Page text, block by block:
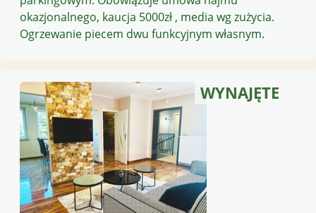
okazjonalnego, kaucja 5000zł , media wg zużycia.
Ogrzewanie piecem dwu funkcyjnym własnym.
WYNAJĘTE